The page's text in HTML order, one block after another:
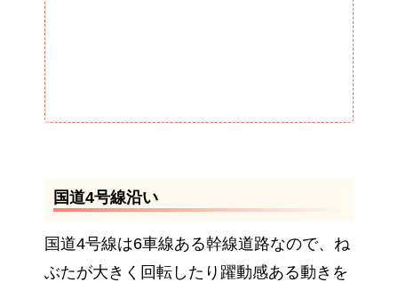
国道4号線沿い
国道4号線は6車線ある幹線道路なので、ね
ぶたが大きく回転したり躍動感ある動きを